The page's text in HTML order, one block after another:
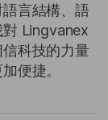
言結構、語
Lingvanex
科技的力量
便捷。